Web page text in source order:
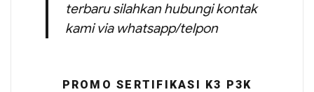
terbaru silahkan hubungi kontak
kami via whatsapp/telpon
PROMO SERTIFIKASI K3 P3K